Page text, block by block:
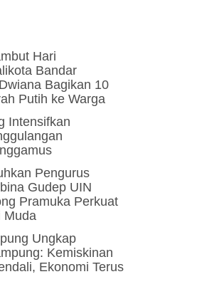
Hari
Bandar
Bagikan 10
Putih ke Warga
Intensifkan
Pengurus
Gudep UIN
Pramuka Perkuat
Muda
Ungkap
Kemiskinan
Ekonomi Terus